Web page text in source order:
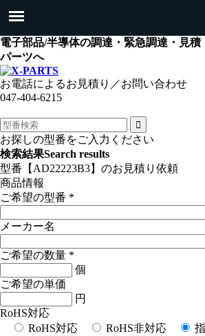
電子部品/半導体の調達・緊急調達・見積
パーツへ
お電話によるお見積り／お問い合わせ
047-404-6215
お探しの型番をご入力ください
検索結果Search results
型番【AD22223B3】のお見積り依頼
商品情報
ご希望の型番 *
メーカー名
ご希望の数量 *
個
ご希望の単価
円
RoHS対応
RoHS対応
RoHS非対応